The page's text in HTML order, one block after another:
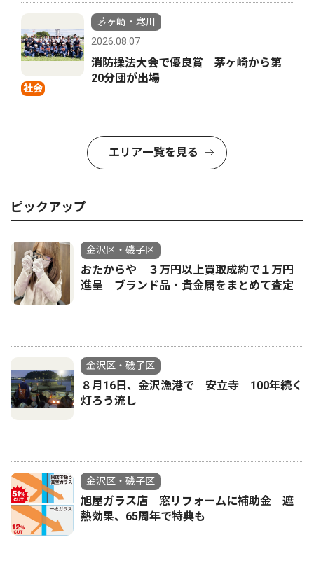
社会
茅ヶ崎・寒川
2026.08.07
消防操法大会で優良賞 茅ヶ崎から第
20分団が出場
エリア一覧を見る
ピックアップ
金沢区・磯子区
おたからや ３万円以上買取成約で１万円
進呈 ブランド品・貴金属をまとめて査定
金沢区・磯子区
８月16日、金沢漁港で 安立寺 100年続く
灯ろう流し
金沢区・磯子区
旭屋ガラス店 窓リフォームに補助金 遮
熱効果、65周年で特典も